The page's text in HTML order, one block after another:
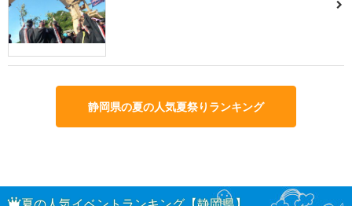
静岡県の夏の人気夏祭りランキング